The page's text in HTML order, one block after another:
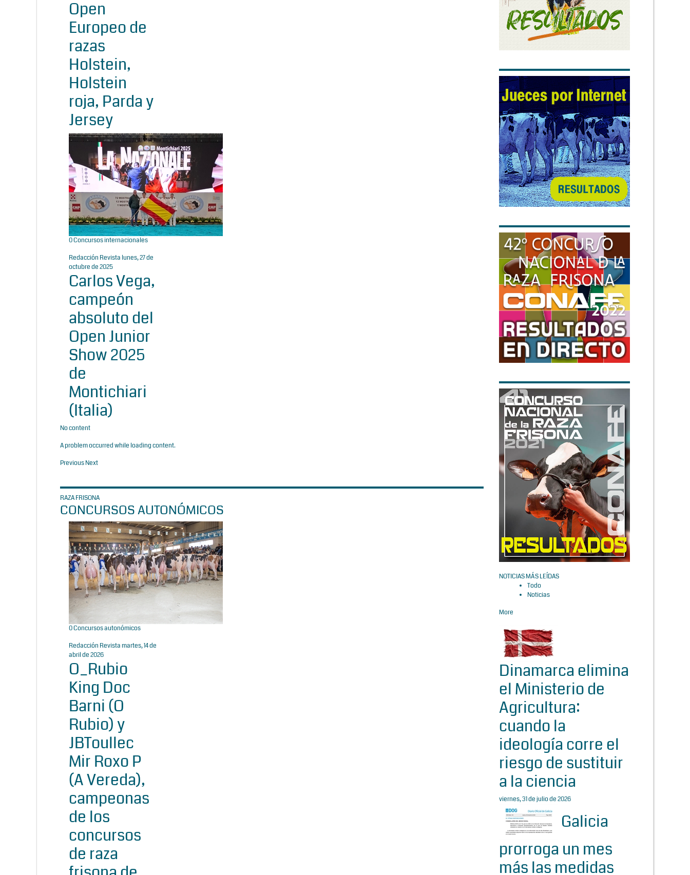
Open
Europeo de
razas
Holstein,
Holstein
roja, Parda y
Jersey
0Concursos internacionales
Redacción Revista lunes, 27 de
octubre de 2025
Carlos Vega,
campeón
absoluto del
Open Junior
Show 2025
de
Montichiari
(Italia)
No content
A problem occurred while loading content.
PreviousNext
RAZA FRISONA
CONCURSOS AUTONÓMICOS
0Concursos autonómicos
Redacción Revistamartes, 14 de
abril de 2026
O_Rubio
King Doc
Barni (O
Rubio) y
JBToullec
Mir Roxo P
(A Vereda),
campeonas
de los
concursos
de raza
NOTICIAS MÁS LEÍDAS
Todo
Noticias
More
Dinamarca elimina
el Ministerio de
Agricultura:
cuando la
ideología corre el
riesgo de sustituir
a la ciencia
viernes, 31 de julio de 2026
Galicia
prorroga un mes
más las medidas